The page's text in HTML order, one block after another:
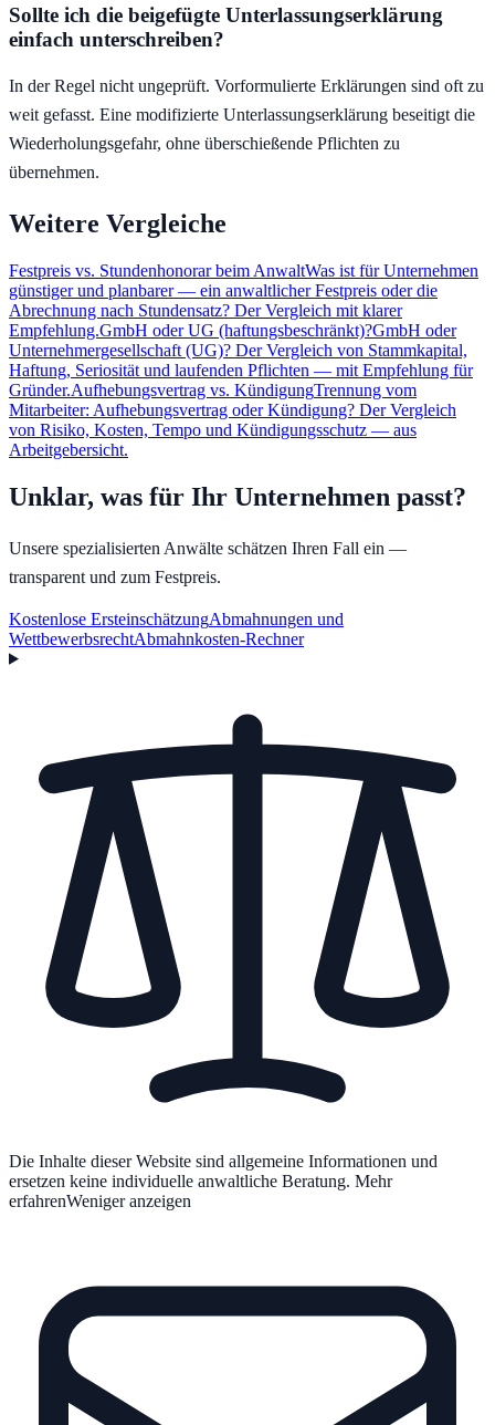
Sollte ich die beigefügte Unterlassungserklärung
einfach unterschreiben?
In der Regel nicht ungeprüft. Vorformulierte Erklärungen sind oft zu
weit gefasst. Eine modifizierte Unterlassungserklärung beseitigt die
Wiederholungsgefahr, ohne überschießende Pflichten zu
übernehmen.
Weitere Vergleiche
Festpreis vs. Stundenhonorar beim AnwaltWas ist für Unternehmen
günstiger und planbarer — ein anwaltlicher Festpreis oder die
Abrechnung nach Stundensatz? Der Vergleich mit klarer
Empfehlung.GmbH oder UG (haftungsbeschränkt)?GmbH oder
Unternehmergesellschaft (UG)? Der Vergleich von Stammkapital,
Haftung, Seriosität und laufenden Pflichten — mit Empfehlung für
Gründer.Aufhebungsvertrag vs. KündigungTrennung vom
Mitarbeiter: Aufhebungsvertrag oder Kündigung? Der Vergleich
von Risiko, Kosten, Tempo und Kündigungsschutz — aus
Arbeitgebersicht.
Unklar, was für Ihr Unternehmen passt?
Unsere spezialisierten Anwälte schätzen Ihren Fall ein —
transparent und zum Festpreis.
Kostenlose ErsteinschätzungAbmahnungen und
WettbewerbsrechtAbmahnkosten-Rechner
Die Inhalte dieser Website sind allgemeine Informationen und
ersetzen keine individuelle anwaltliche Beratung. Mehr
erfahrenWeniger anzeigen